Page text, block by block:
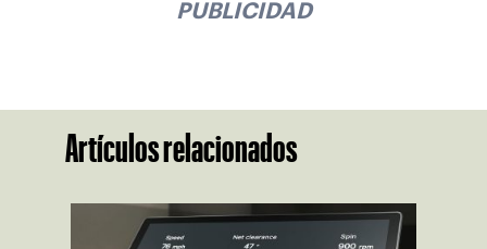
PUBLICIDAD
Artículos relacionados